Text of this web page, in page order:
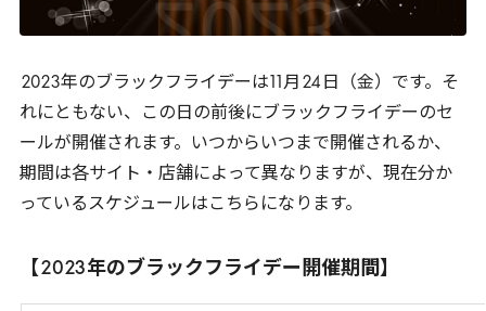
2023年のブラックフライデーは 月 24 日（金）です。そ
れにともない、この日の前後にブラックフライデーのセ
ールが開催されます。いつからいつまで開催されるか、
期間は各サイト・店舗によって異なりますが、現在分か
っているスケジュールはこちらになります。
【 2023年のブラックフライデー開催期間】